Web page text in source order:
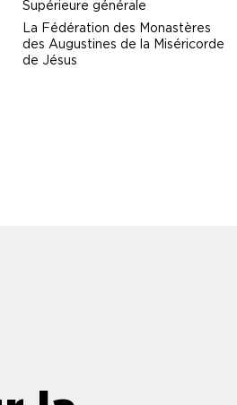
Supérieure générale
La Fédération des Monastères
des Augustines de la Miséricorde
de Jésus